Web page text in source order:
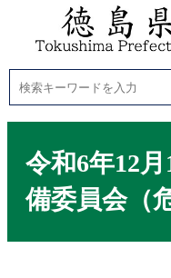
令和6年12
備委員会（